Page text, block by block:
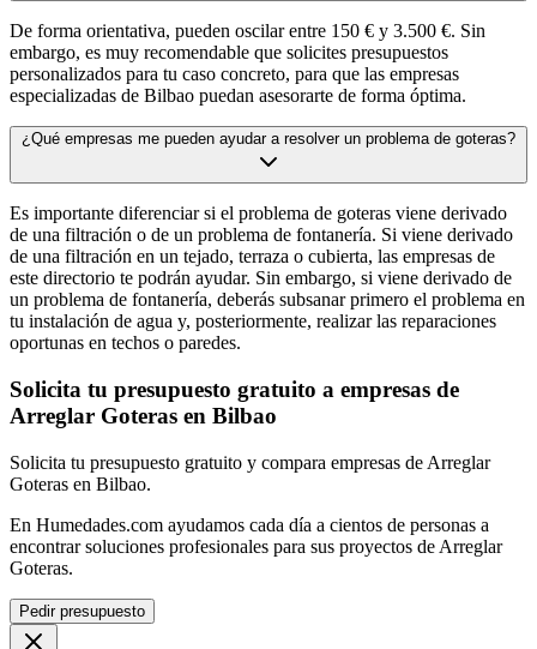
De forma orientativa, pueden oscilar entre 150 € y 3.500 €. Sin
embargo, es muy recomendable que solicites presupuestos
personalizados para tu caso concreto, para que las empresas
especializadas de Bilbao puedan asesorarte de forma óptima.
¿Qué empresas me pueden ayudar a resolver un problema de goteras?
Es importante diferenciar si el problema de goteras viene derivado
de una filtración o de un problema de fontanería. Si viene derivado
de una filtración en un tejado, terraza o cubierta, las empresas de
este directorio te podrán ayudar. Sin embargo, si viene derivado de
un problema de fontanería, deberás subsanar primero el problema en
tu instalación de agua y, posteriormente, realizar las reparaciones
oportunas en techos o paredes.
Solicita tu presupuesto gratuito a empresas de
Arreglar Goteras en Bilbao
Solicita tu presupuesto gratuito y compara empresas de Arreglar
Goteras en Bilbao.
En Humedades.com ayudamos cada día a cientos de personas a
encontrar soluciones profesionales para sus proyectos de Arreglar
Goteras.
Pedir presupuesto